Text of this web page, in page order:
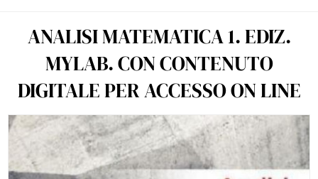
ANALISI MATEMATICA 1. EDIZ.
MYLAB. CON CONTENUTO
DIGITALE PER ACCESSO ON LINE